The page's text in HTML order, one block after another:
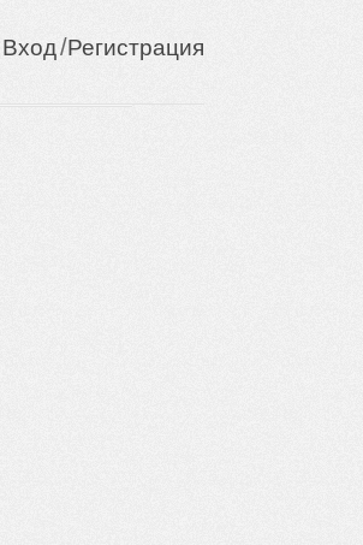
Вход/Регистрация